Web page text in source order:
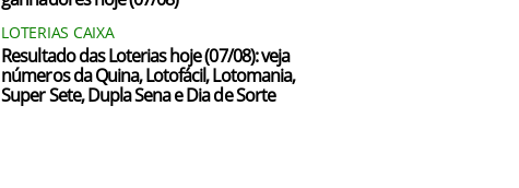
LOTERIAS CAIXA
Resultado das Loterias hoje (07/08): veja
números da Quina, Lotofácil, Lotomania,
Super Sete, Dupla Sena e Dia de Sorte